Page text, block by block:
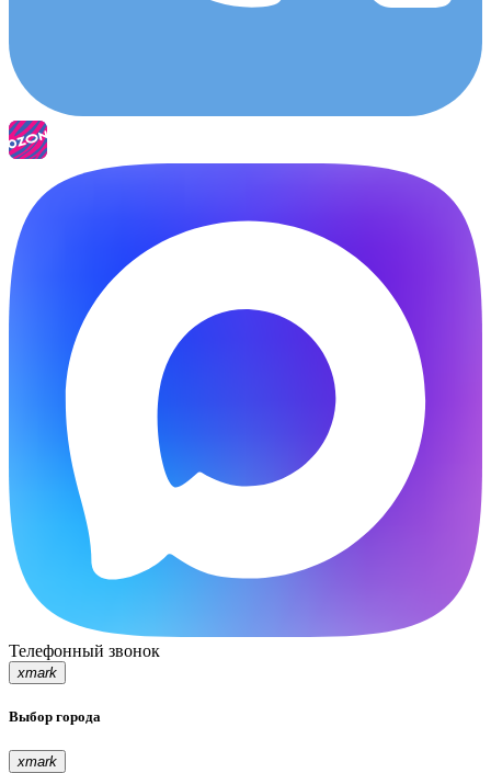
Телефонный звонок
xmark
Выбор города
xmark